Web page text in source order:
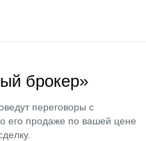
брокер»
переговоры с
его продаже по вашей цене